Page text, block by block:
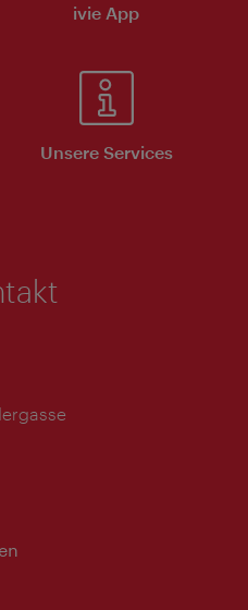
ivie App
Unsere Services